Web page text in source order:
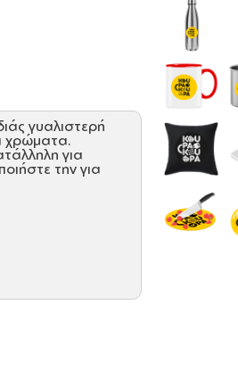
γυαλιστερή
χρώματα.
για
την για